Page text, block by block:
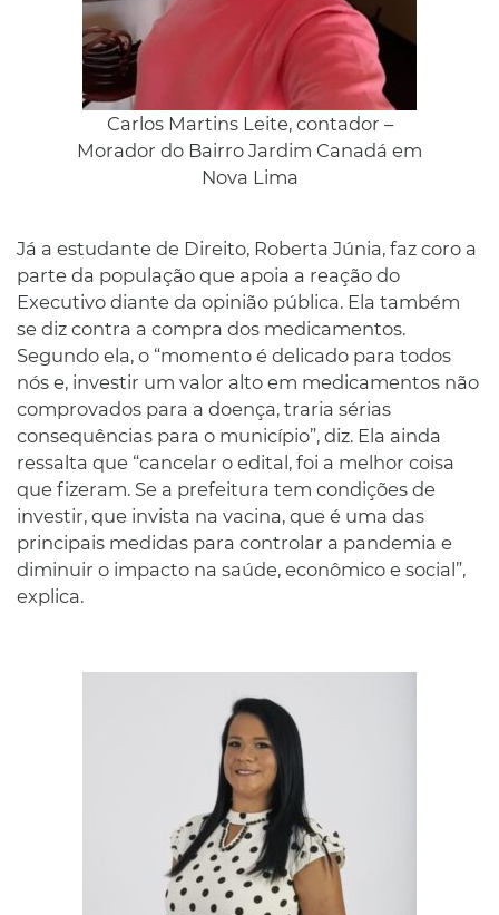
Carlos Martins Leite, contador –
Morador do Bairro Jardim Canadá em
Nova Lima
Já a estudante de Direito, Roberta Júnia, faz coro a
parte da população que apoia a reação do
Executivo diante da opinião pública. Ela também
se diz contra a compra dos medicamentos.
Segundo ela, o “momento é delicado para todos
nós e, investir um valor alto em medicamentos não
comprovados para a doença, traria sérias
consequências para o município”, diz. Ela ainda
ressalta que “cancelar o edital, foi a melhor coisa
que fizeram. Se a prefeitura tem condições de
investir, que invista na vacina, que é uma das
principais medidas para controlar a pandemia e
diminuir o impacto na saúde, econômico e social”,
explica.